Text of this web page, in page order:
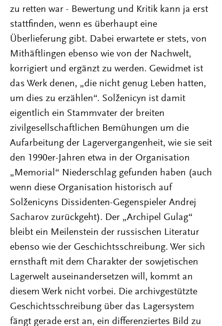
zu retten war - Bewertung und Kritik kann ja erst
stattfinden, wenn es überhaupt eine
Überlieferung gibt. Dabei erwartete er stets, von
Mithäftlingen ebenso wie von der Nachwelt,
korrigiert und ergänzt zu werden. Gewidmet ist
das Werk denen, „die nicht genug Leben hatten,
um dies zu erzählen“. Solženicyn ist damit
eigentlich ein Stammvater der breiten
zivilgesellschaftlichen Bemühungen um die
Aufarbeitung der Lagervergangenheit, wie sie seit
den 1990er-Jahren etwa in der Organisation
„Memorial“ Niederschlag gefunden haben (auch
wenn diese Organisation historisch auf
Solženicyns Dissidenten-Gegenspieler Andrej
Sacharov zurückgeht). Der „Archipel Gulag“
bleibt ein Meilenstein der russischen Literatur
ebenso wie der Geschichtsschreibung. Wer sich
ernsthaft mit dem Charakter der sowjetischen
Lagerwelt auseinandersetzen will, kommt an
diesem Werk nicht vorbei. Die archivgestützte
Geschichtsschreibung über das Lagersystem
fängt gerade erst an, ein differenziertes Bild zu